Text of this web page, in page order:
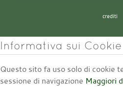
crediti
Informativa sui Cookie
Questo sito fa uso solo di cookie
sessione di navigazione Maggiori